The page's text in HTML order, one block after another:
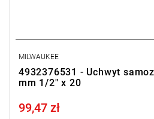
MILWAUKEE
4932376531 - Uchwyt
mm 1/2" x 20
Price tax included
99,47 zł